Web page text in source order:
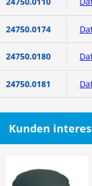
24750.0174
24750.0180
24750.0181
Kunden